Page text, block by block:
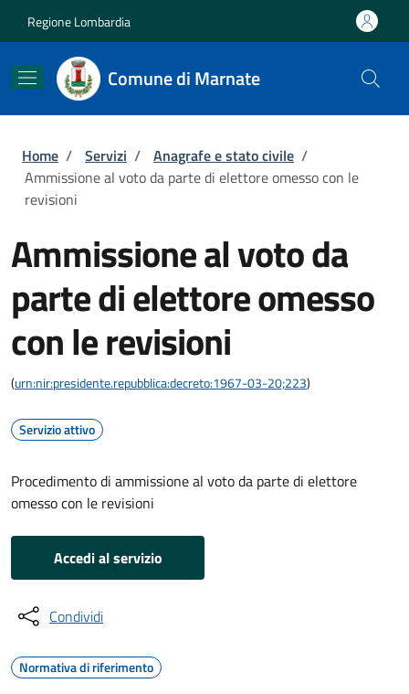
Regione Lombardia
Comune di Marnate
Briciole di pane
Home / Servizi / Anagrafe e stato civile /
Ammissione al voto da parte di elettore omesso con le
revisioni
Ammissione al voto da
parte di elettore omesso
con le revisioni
(urn:nir:presidente.repubblica:decreto:1967-03-20;223)
Servizio attivo
Procedimento di ammissione al voto da parte di elettore
omesso con le revisioni
Accedi al servizio
Condividi
Normativa di riferimento